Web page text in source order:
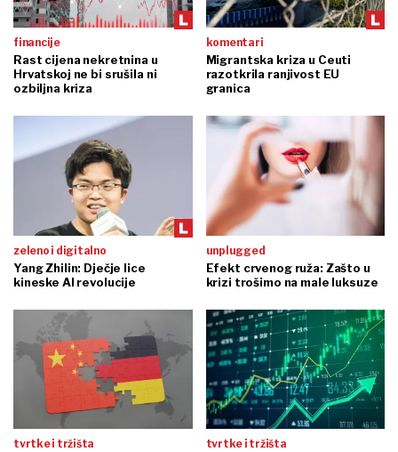
financije
Rast cijena nekretnina u
Hrvatskoj ne bi srušila ni
ozbiljna kriza
komentari
Migrantska kriza u Ceuti
razotkrila ranjivost EU
granica
zeleno i digitalno
Yang Zhilin: Dječje lice
kineske AI revolucije
unplugged
Efekt crvenog ruža: Zašto u
krizi trošimo na male luksuze
tvrtke i tržišta tvrtke i tržišta